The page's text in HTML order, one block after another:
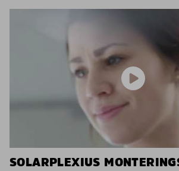
SOLARPLEXIUS